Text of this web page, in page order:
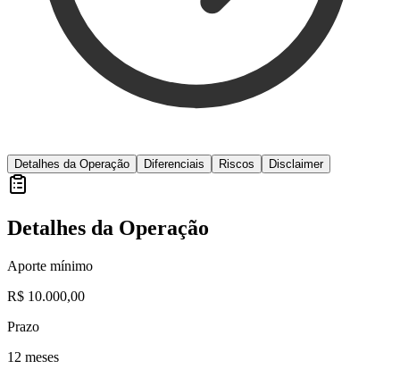
Detalhes da Operação Diferenciais Riscos Disclaimer
Detalhes da Operação
Aporte mínimo
R$ 10.000,00
Prazo
12 meses